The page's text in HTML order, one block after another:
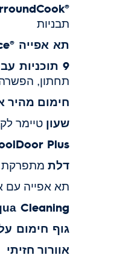
®SurroundCook
תבניות
תא אפייה ®InfiSpace
9 תוכניות עבודה:
תחתון,
חימום מהיר
שעון טיימר
Plus
דלת מתפרקת
תא אפייה עם
Cleaning
גוף חימום
אוורור חזיתי